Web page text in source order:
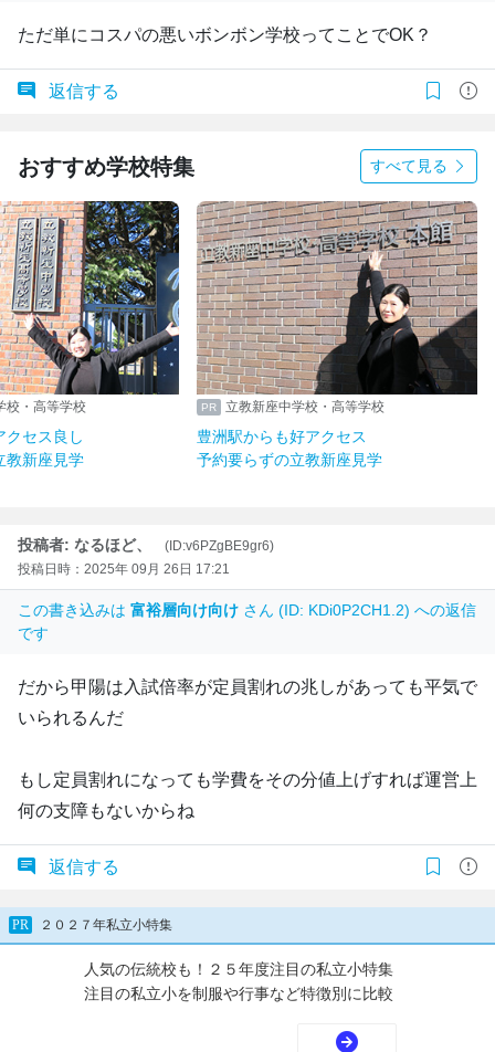
ただ単にコスパの悪いボンボン学校ってことでOK？
返信する
おすすめ学校特集 すべて見る
校・高等学校
クセス良し
教新座見学
立教新座中学校・高等学校
豊洲駅からも好アクセス
予約要らずの立教新座見学
投稿者: なるほど、
(ID:v6PZgBE9gr6)
投稿日時：2025年 09月 26日 17:21
この書き込みは 富裕層向け向け さん (ID: KDi0P2CH1.2) への返信
です
だから甲陽は入試倍率が定員割れの兆しがあっても平気で
いられるんだ
もし定員割れになっても学費をその分値上げすれば運営上
何の支障もないからね
返信する